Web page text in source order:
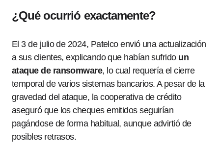
¿Qué ocurrió exactamente?
El 3 de julio de 2024, Patelco envió una actualización
a sus clientes, explicando que habían sufrido un
ataque de ransomware, lo cual requería el cierre
temporal de varios sistemas bancarios. A pesar de la
gravedad del ataque, la cooperativa de crédito
aseguró que los cheques emitidos seguirían
pagándose de forma habitual, aunque advirtió de
posibles retrasos.